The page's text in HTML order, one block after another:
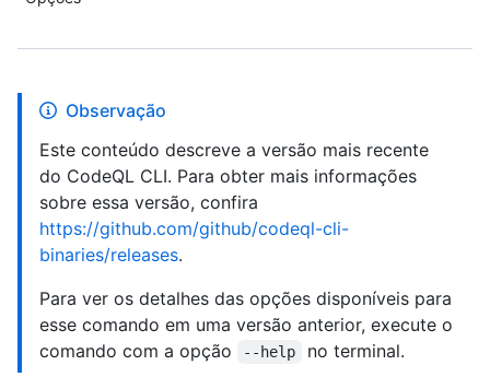
Observação
Este conteúdo descreve a versão mais recente
do CodeQL CLI. Para obter mais informações
sobre essa versão, confira
https://github.com/github/codeql-cli-
binaries/releases.
Para ver os detalhes das opções disponíveis para
esse comando em uma versão anterior, execute o
comando com a opção
--help no terminal.